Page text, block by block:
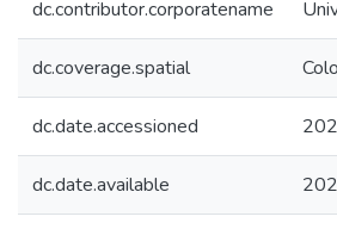
dc.contributor.corporatename
dc.coverage.spatial
dc.date.accessioned
dc.date.available